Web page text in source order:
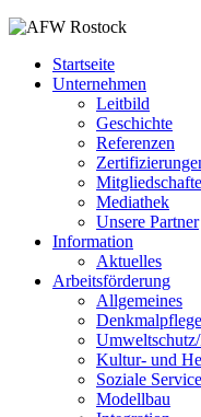
Startseite
Unternehmen
Leitbild
Geschichte
Referenzen
Mediathek
Unsere Partner
Information
Aktuelles
Arbeitsförderung
Allgemeines
Denkmalpflege
Kultur- und
Soziale
Modellbau